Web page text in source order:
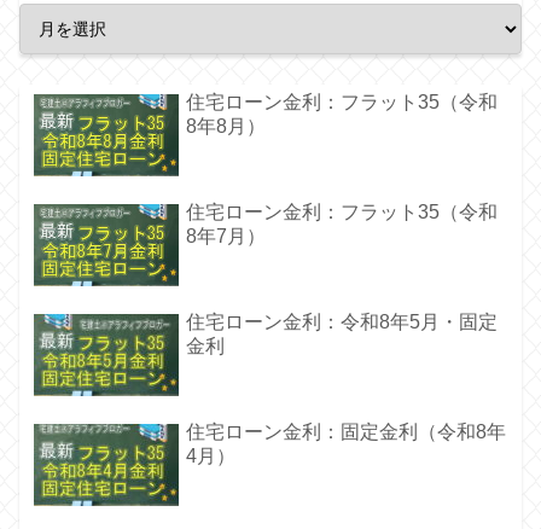
住宅ローン金利：フラット35（令和
8年8月）
住宅ローン金利：フラット35（令和
8年7月）
住宅ローン金利：令和8年5月・固定
金利
住宅ローン金利：固定金利（令和8年
4月）